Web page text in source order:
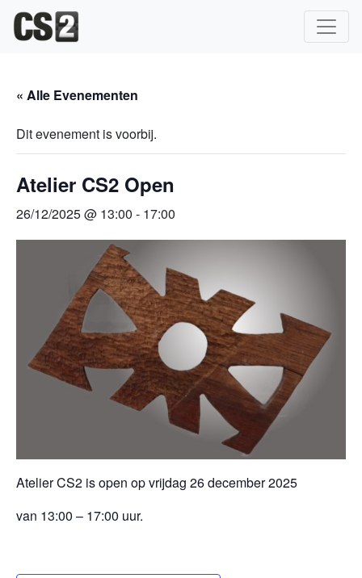
Hoofdnavigatie
« Alle Evenementen
Dit evenement is voorbij.
Atelier CS2 Open
26/12/2025 @ 13:00 - 17:00
Atelier CS2 is open op vrijdag 26 december 2025
van 13:00 – 17:00 uur.